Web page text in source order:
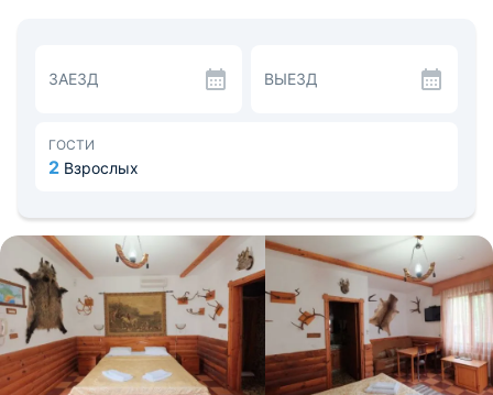
общественного транспорта. Расстояние до
железнодорожного вокзала 10,2 км, до аэропорта —
ЗАЕЗД ВЫЕЗД
ГОСТИ
2 Взрослых